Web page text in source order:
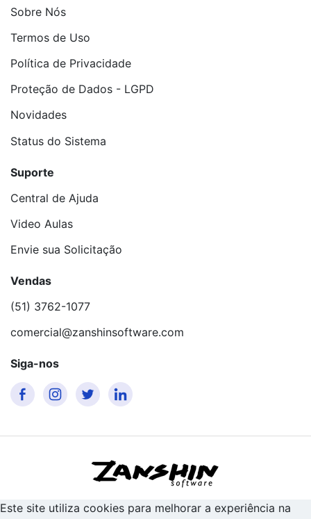
Sobre Nós
Termos de Uso
Política de Privacidade
Proteção de Dados - LGPD
Novidades
Status do Sistema
Suporte
Central de Ajuda
Video Aulas
Envie sua Solicitação
Vendas
(51) 3762-1077
comercial@zanshinsoftware.com
Siga-nos
Este site utiliza cookies para melhorar a experiência na